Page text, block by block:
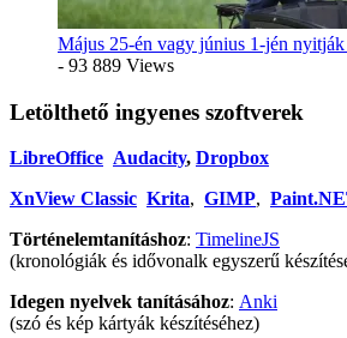
Május 25-én vagy június 1-jén
- 93 889 Views
Letölthető ingyenes szoftverek
LibreOffice Audacity, Dropbox
XnView Classic Krita, GIMP,
Történelemtanításhoz: TimelineJS
(kronológiák és idővonalk egyszerű
Idegen nyelvek tanításához: Anki
(szó és kép kártyák készítéséhez)